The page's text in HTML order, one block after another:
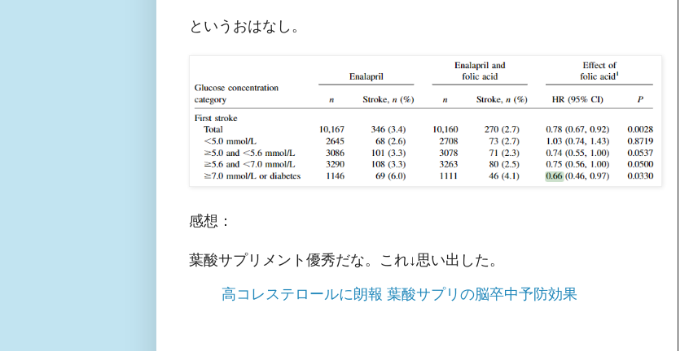
というおはなし。
感想：
葉酸サプリメント優秀だな。これ↓思い出した。
高コレステロールに朗報 葉酸サプリの脳卒中予防効果